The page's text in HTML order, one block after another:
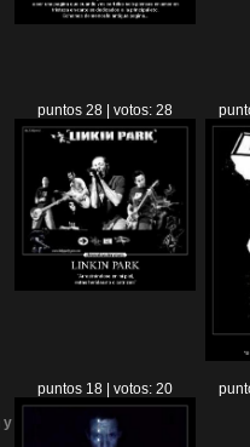
puntos 28 | votos: 28
puntos 18 | votos: 20